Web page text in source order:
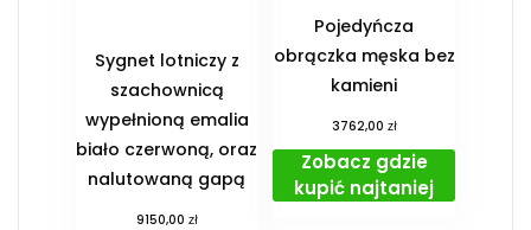
Sygnet lotniczy z
szachownicą
wypełnioną emalia
biało czerwoną, oraz
nalutowaną gapą
9150,00 zł
Pojedyńcza
obrączka męska bez
kamieni
3762,00 zł
Zobacz gdzie
kupić najtaniej